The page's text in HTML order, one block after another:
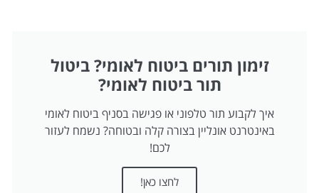
זימון תורים ביטוח לאומי? ביטול
תור ביטוח לאומי?
איך לקבוע תור טלפוני או פגישה בסניף ביטוח לאומי
באינטרנט אונליין בצורה קלה ובטוחה? נשמח לעזור
לכם!
לחצו כאן!